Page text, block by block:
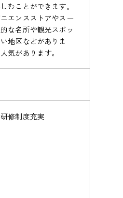
むことができます。
エンスストアやスー
な名所や観光スポッ
地区などがありま
気があります。
修制度充実